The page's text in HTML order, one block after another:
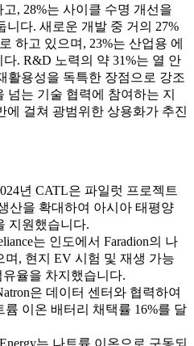
, 28%는 사이클 수명 개선을
니다. 새로운 개발 중 거의 27%
하고 있으며, 23%는 산업용 에
. R&D 노력의 약 31%는 열 안
활용성을 독특한 장점으로 강조
넘는 기술 협력에 참여하는 지
에 걸쳐 광범위한 상용화가 추진
년 CATL은 파일럿 프로젝트
산을 확대하여 아시아 태평양
지원했습니다.
는 인도에서 Faradion의 나
며, 현지 EV 시험 및 재생 가능
율을 차지했습니다.
은 데이터 센터와 협력하여
륨 이온 배터리 채택률 16%를 달
는 나트륨 이온으로 구동되